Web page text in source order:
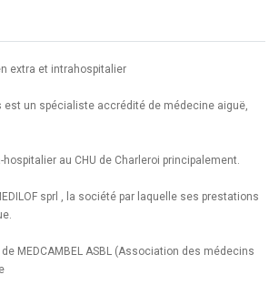
extra et intrahospitalier
est un spécialiste accrédité de médecine aiguë,
au CHU de Charleroi principalement.
sprl , la société par laquelle ses prestations
MEDCAMBEL ASBL (Association des médecins